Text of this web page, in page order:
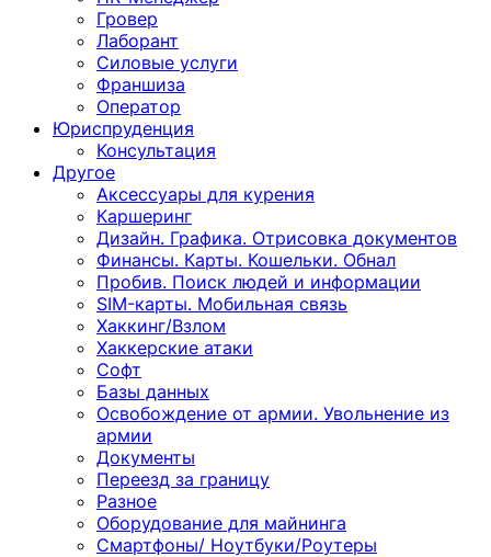
Гровер
Лаборант
Силовые услуги
Франшиза
Оператор
Юриспруденция
Консультация
Другoе
Аксессуары для курения
Каршеринг
Дизайн. Графика. Отрисовка документов
Финансы. Карты. Кошельки. Обнал
Пробив. Поиск людей и информации
SIM-карты. Мобильная связь
Хаккинг/Взлом
Хаккерские атаки
Софт
Базы данных
Освобождение от армии. Увольнение из
армии
Документы
Переезд за границу
Разное
Оборудование для майнинга
Смартфоны/ Ноутбуки/Роутеры